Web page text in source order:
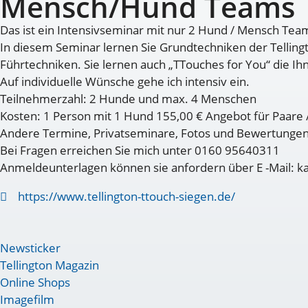
Das ist ein Intensivseminar mit nur 2 Hund / Mensch
In diesem Seminar lernen Sie Grundtechniken der
Führtechniken. Sie lernen auch „TTouches for You“ die
Auf individuelle Wünsche gehe ich intensiv ein.
Teilnehmerzahl: 2 Hunde und max. 4 Menschen
Kosten: 1 Person mit 1 Hund 155,00 € Angebot für
Andere Termine, Privatseminare, Fotos und
Bei Fragen erreichen Sie mich unter 0160 95640311
Anmeldeunterlagen können sie anfordern über E -Mail:
https://www.tellington-ttouch-siegen.de/
Newsticker
Tellington Magazin
Online Shops
Imagefilm